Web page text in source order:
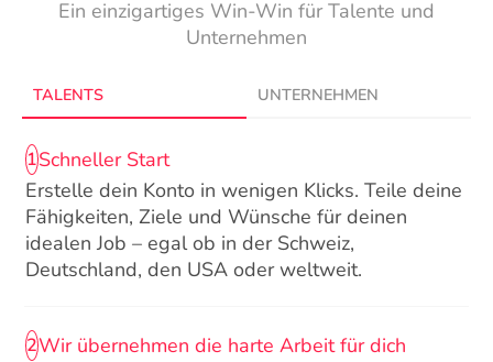
Ein einzigartiges Win-Win für Talente und
Unternehmen
TALENTS UNTERNEHMEN
1Schneller Start
Erstelle dein Konto in wenigen Klicks. Teile deine
Fähigkeiten, Ziele und Wünsche für deinen
idealen Job – egal ob in der Schweiz,
Deutschland, den USA oder weltweit.
2Wir übernehmen die harte Arbeit für dich